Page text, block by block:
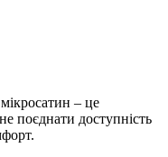
– це
поєднати доступність